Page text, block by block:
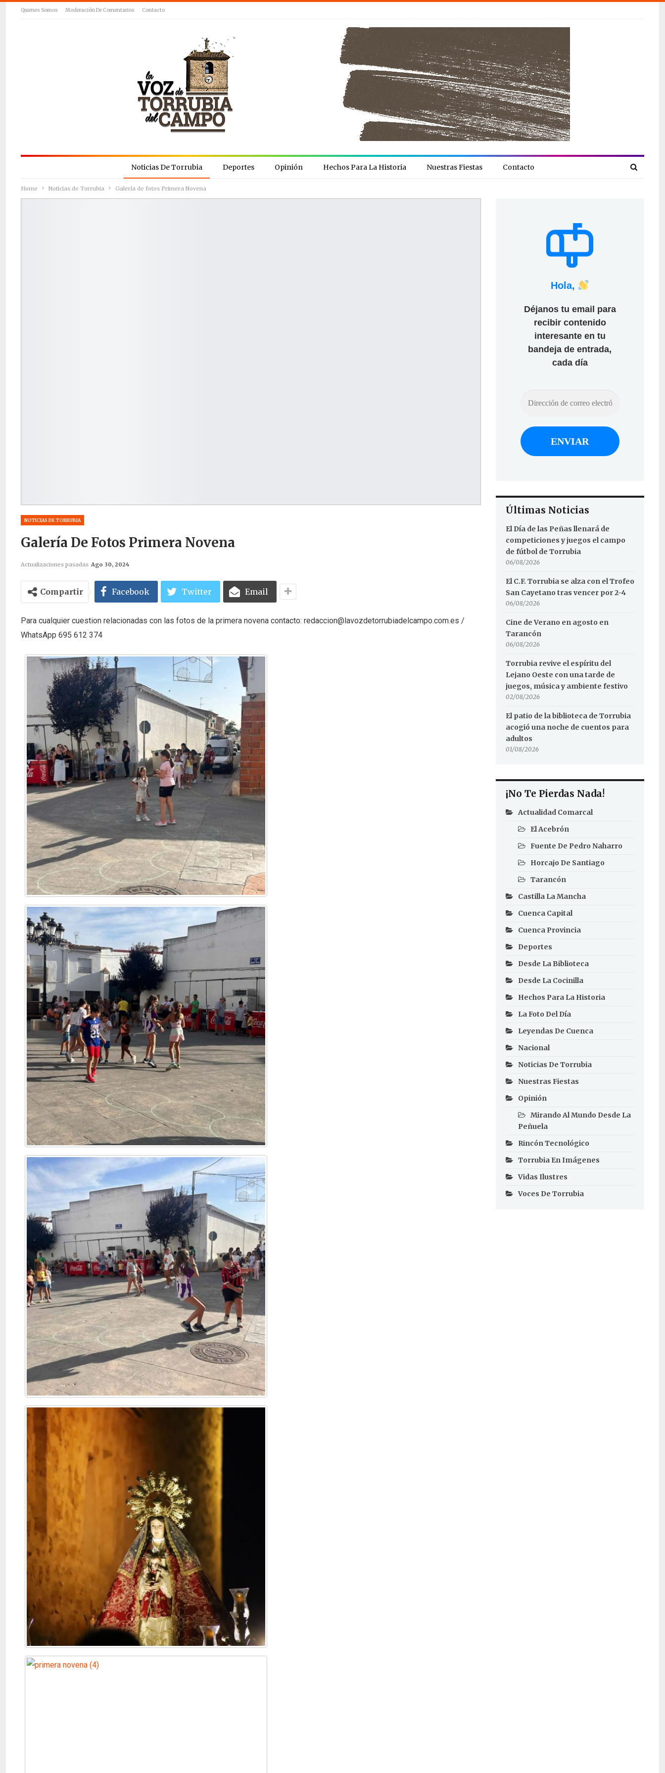
Quienes Somos Moderación De Comentarios Contacto
Noticias De Torrubia Deportes Opinión Hechos Para La Historia Nuestras Fiestas Contacto
Home Noticias de Torrubia Galería de fotos Primera Novena
NOTICIAS DE TORRUBIA
Galería De Fotos Primera Novena
Actualizaciones pasadas Ago 30, 2024
Compartir Facebook Twitter Email
Para cualquier cuestion relacionadas con las fotos de la primera novena contacto: redaccion@lavozdetorrubiadelcampo.com.es /
WhatsApp 695 612 374
Hola,
Déjanos tu email para
recibir contenido
interesante en tu
bandeja de entrada,
cada día
Últimas Noticias
El Día de las Peñas llenará de
competiciones y juegos el campo
de fútbol de Torrubia
06/08/2026
El C.F. Torrubia se alza con el Trofeo
San Cayetano tras vencer por 2-4
06/08/2026
Cine de Verano en agosto en
Tarancón
06/08/2026
Torrubia revive el espíritu del
Lejano Oeste con una tarde de
juegos, música y ambiente festivo
02/08/2026
El patio de la biblioteca de Torrubia
acogió una noche de cuentos para
adultos
01/08/2026
¡No Te Pierdas Nada!
Actualidad Comarcal
El Acebrón
Fuente De Pedro Naharro
Horcajo De Santiago
Tarancón
Castilla La Mancha
Cuenca Capital
Cuenca Provincia
Deportes
Desde La Biblioteca
Desde La Cocinilla
Hechos Para La Historia
La Foto Del Día
Leyendas De Cuenca
Nacional
Noticias De Torrubia
Nuestras Fiestas
Opinión
Mirando Al Mundo Desde La
Peñuela
Rincón Tecnológico
Torrubia En Imágenes
Vidas Ilustres
Voces De Torrubia